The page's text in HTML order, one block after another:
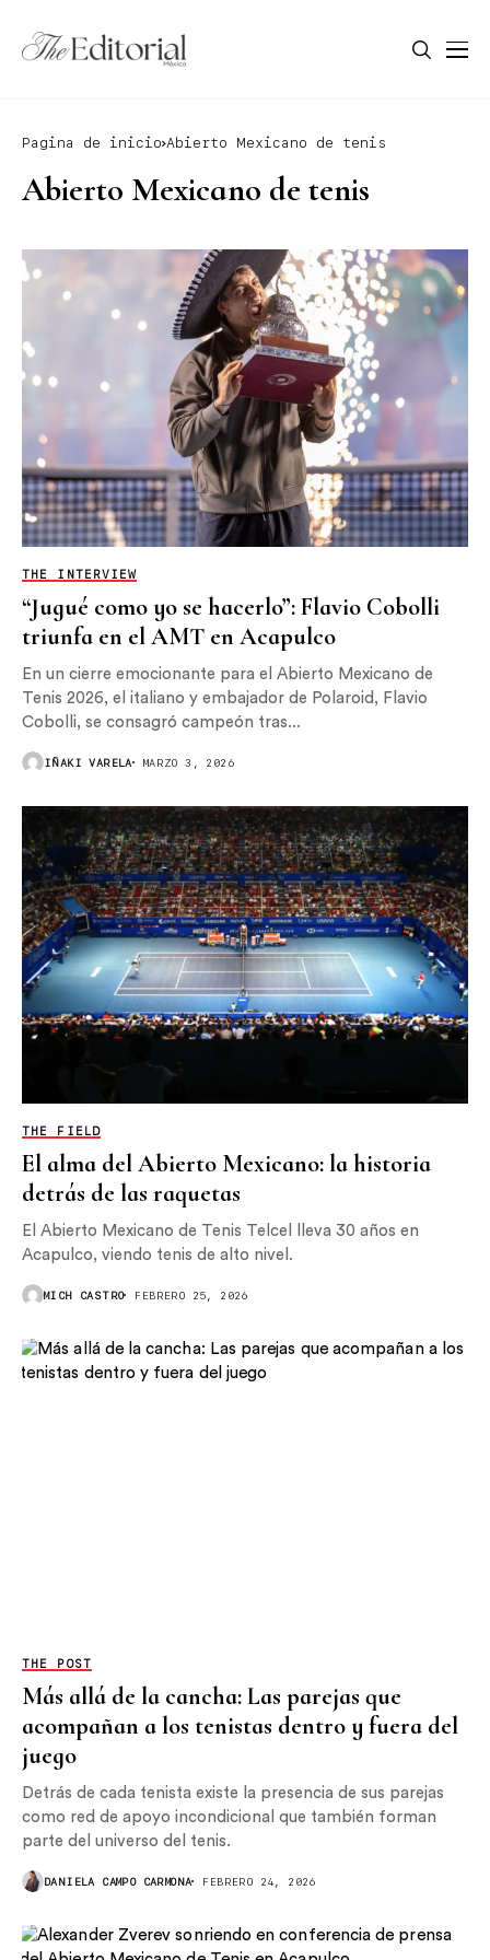
Pagina de inicio Abierto Mexicano de tenis
Abierto Mexicano de tenis
THE INTERVIEW
“Jugué como yo se hacerlo”: Flavio Cobolli
triunfa en el AMT en Acapulco
En un cierre emocionante para el Abierto Mexicano de
Tenis 2026, el italiano y embajador de Polaroid, Flavio
Cobolli, se consagró campeón tras...
IÑAKI VARELA MARZO 3, 2026
THE FIELD
El alma del Abierto Mexicano: la historia
detrás de las raquetas
El Abierto Mexicano de Tenis Telcel lleva 30 años en
Acapulco, viendo tenis de alto nivel.
MICH CASTRO FEBRERO 25, 2026
THE POST
Más allá de la cancha: Las parejas que
acompañan a los tenistas dentro y fuera del
juego
Detrás de cada tenista existe la presencia de sus parejas
como red de apoyo incondicional que también forman
parte del universo del tenis.
DANIELA CAMPO CARMONA FEBRERO 24, 2026